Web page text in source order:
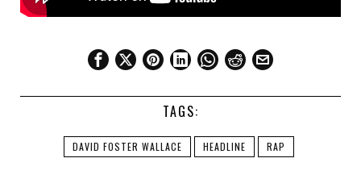
TAGS:
DAVID FOSTER WALLACE HEADLINE RAP